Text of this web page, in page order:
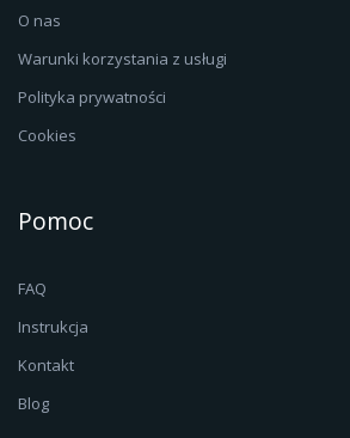
O nas
Warunki korzystania z usługi
Polityka prywatności
Cookies
Pomoc
FAQ
Instrukcja
Kontakt
Blog